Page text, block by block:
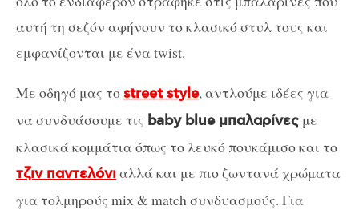
αυτή τη σεζόν αφήνουν το κλασικό στυλ τους και
εμφανίζονται με ένα twist.
Με οδηγό μας τοstreet style, αντλούμε ιδέες για
να συνδυάσουμε τις baby blue μπαλαρίνες με
κλασικά κομμάτια όπως το λευκό πουκάμισο και το
τζιν παντελόνιαλλά και με πιο ζωντανά χρώματα
για τολμηρούς mix & match συνδυασμούς. Για